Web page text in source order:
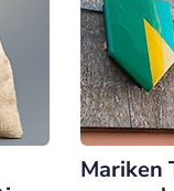
Mariken